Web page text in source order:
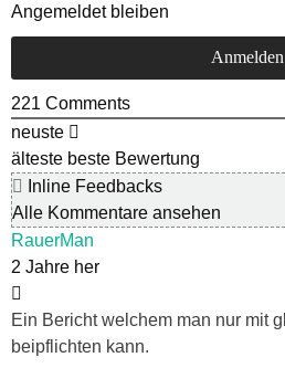
Angemeldet bleiben
221 Comments
neuste
älteste beste Bewertung
Inline Feedbacks
Alle Kommentare ansehen
RauerMan
2 Jahre her
Ein Bericht welchem man nur mit
beipflichten kann.